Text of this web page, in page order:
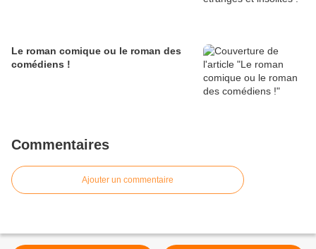
Le roman comique ou le roman des
comédiens !
Commentaires
Ajouter un commentaire